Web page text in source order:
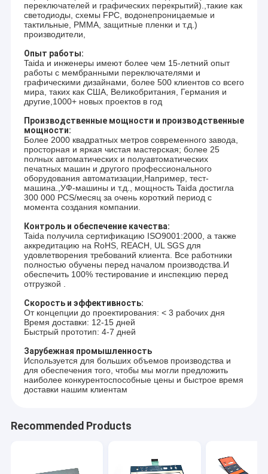
переключателей и графических перекрытий).,такие как
светодиоды, схемы FPC, водонепроницаемые и
тактильные, PMMA, защитные пленки и т.д.)
производители,
Опыт работы:
Taida и инженеры имеют более чем 15-летний опыт
работы с мембранными переключателями и
графическими дизайнами, более 500 клиентов со всего
мира, таких как США, Великобритания, Германия и
другие,1000+ новых проектов в год
Производственные мощности и производственные
мощности:
Более 2000 квадратных метров современного завода,
просторная и яркая чистая мастерская; более 25
полных автоматических и полуавтоматических
печатных машин и другого профессионального
оборудования автоматизации,Например, тест-
машина.,УФ-машины и т.д., мощность Taida достигла
300 000 PCS/месяц за очень короткий период с
момента создания компании.
Контроль и обеспечение качества:
Taida получила сертификацию ISO9001:2000, а также
аккредитацию на RoHS, REACH, UL SGS для
удовлетворения требований клиента. Все работники
полностью обучены перед началом производства.И
обеспечить 100% тестирование и инспекцию перед
отгрузкой .
Скорость и эффективность:
От концепции до проектирования: < 3 рабочих дня
Время доставки: 12-15 дней
Быстрый прототип: 4-7 дней
Зарубежная промышленность
Используется для больших объемов производства и
для обеспечения того, чтобы мы могли предложить
наиболее конкурентоспособные цены и быстрое время
доставки нашим клиентам
Recommended Products